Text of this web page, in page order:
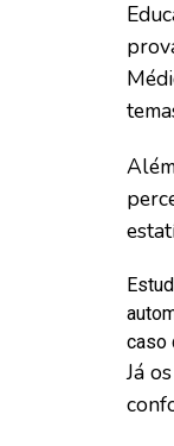
caso
Já